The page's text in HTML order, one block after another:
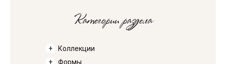
Категории раздела
Коллекции
Формы